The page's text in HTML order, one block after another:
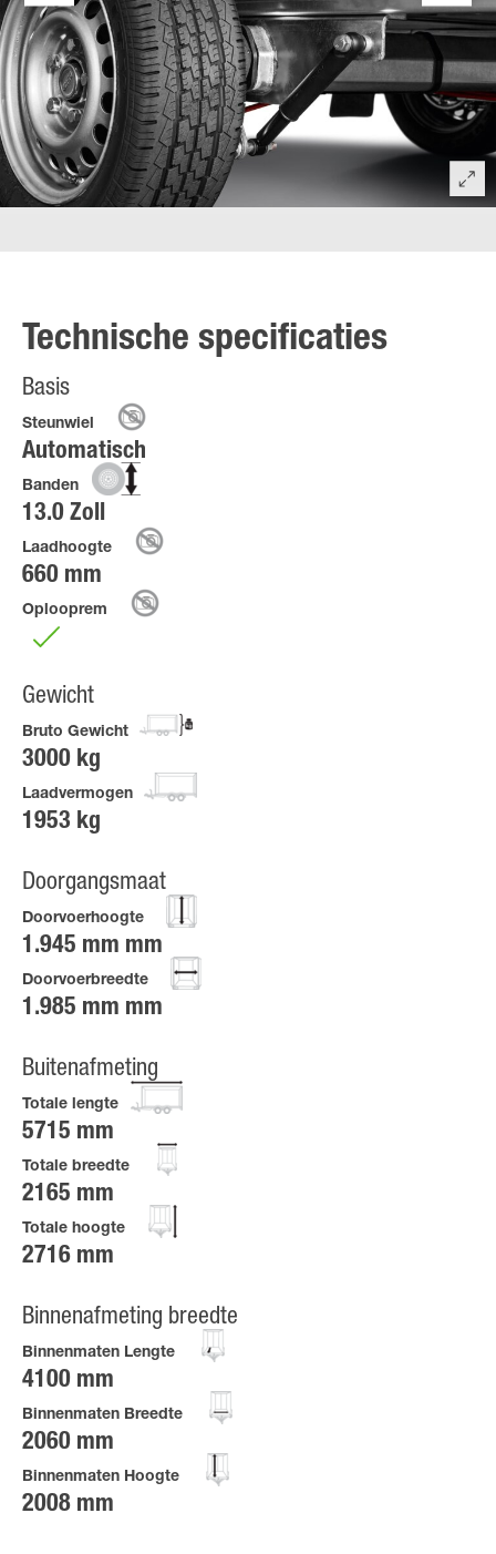
Technische specificaties
Basis
Steunwiel
Automatisch
Banden
13.0 Zoll
Laadhoogte
660 mm
Oplooprem
Gewicht
Bruto Gewicht
3000 kg
Laadvermogen
1953 kg
Doorgangsmaat
Doorvoerhoogte
1.945 mm mm
Doorvoerbreedte
1.985 mm mm
Buitenafmeting
Totale lengte
5715 mm
Totale breedte
2165 mm
Totale hoogte
2716 mm
Binnenafmeting breedte
Binnenmaten Lengte
4100 mm
Binnenmaten Breedte
2060 mm
Binnenmaten Hoogte
2008 mm